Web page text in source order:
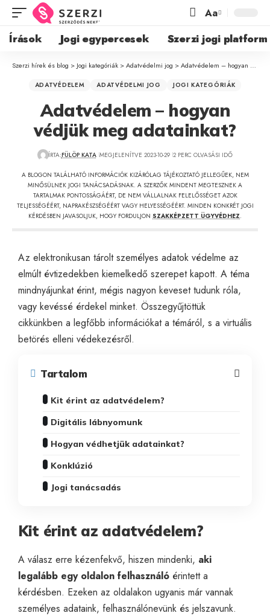
Aa
Írások Jogi egypercesek Szerzi jogi platform
Szerzi hírek és blog > Jogi kategóriák >Adatvédelmi jog >Adatvédelem – hogyan védjük meg adatainkat?
ADATVÉDELEM ADATVÉDELMI JOG JOGI KATEGÓRIÁK
Adatvédelem – hogyan
védjük meg adatainkat?
ÍRTA:FÜLÖP KATA MEGJELENÍTVE 2023-10-29 2 PERC OLVASÁSI IDŐ
A BLOGON TALÁLHATÓ INFORMÁCIÓK KIZÁRÓLAG TÁJÉKOZTATÓ JELLEGŰEK, NEM
MINŐSÜLNEK JOGI TANÁCSADÁSNAK. A SZERZŐK MINDENT MEGTESZNEK A
TARTALMAK PONTOSSÁGÁÉRT, DE NEM VÁLLALNAK FELELŐSSÉGET AZOK
TELJESSÉGÉÉRT, NAPRAKÉSZSÉGÉÉRT VAGY HELYESSÉGÉÉRT. MINDEN KONKRÉT JOGI
KÉRDÉSBEN JAVASOLJUK, HOGY FORDULJON SZAKKÉPZETT ÜGYVÉDHEZ.
Az elektronikusan tárolt személyes adatok védelme az
elmúlt évtizedekben kiemelkedő szerepet kapott. A téma
mindnyájunkat érint, mégis nagyon keveset tudunk róla,
vagy kevéssé érdekel minket. Összegyűjtöttük
cikkünkben a legfőbb információkat a témáról, s a virtuális
betörés elleni védekezésről.
Tartalom
Kit érint az adatvédelem?
Digitális lábnyomunk
Hogyan védhetjük adatainkat?
Konklúzió
Jogi tanácsadás
Kit érint az adatvédelem?
A válasz erre kézenfekvő, hiszen mindenki, aki
legalább egy oldalon felhasználó érintett a
kérdésben. Ezeken az oldalakon ugyanis már vannak
személyes adataink, felhasználónevünk és jelszavunk.